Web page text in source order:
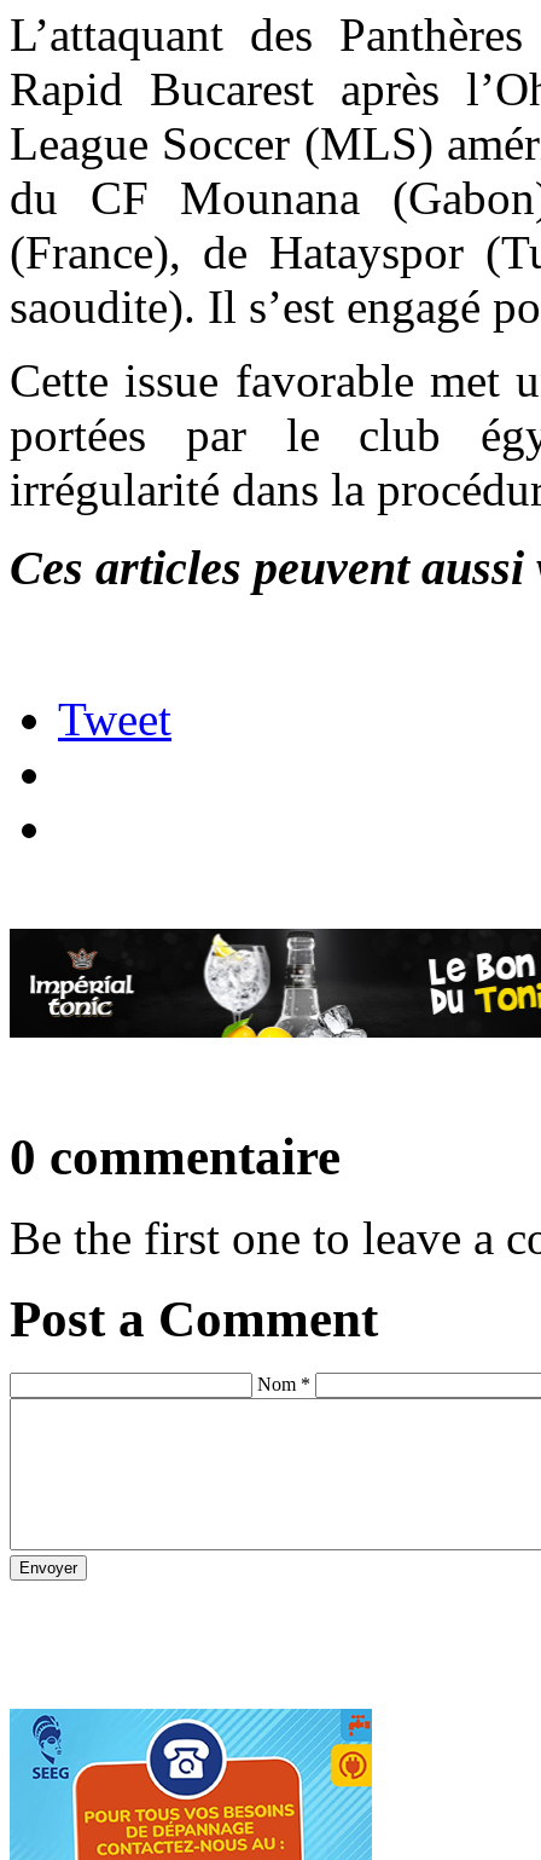
L’attaquant des
Rapid Bucarest après
League Soccer (MLS)
du CF Mounana
(France), de Hatayspor
saoudite). Il s’est engagé
Cette issue favorable met
portées par le club
irrégularité dans la
Ces articles peuvent
Tweet
0 commentaire
Be the first one to leave a
Post a Comment
Nom *